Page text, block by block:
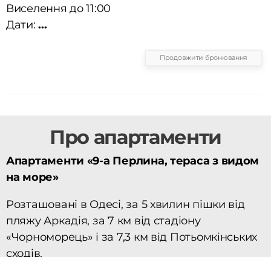
Виселення до 11:00
Дати:...
Продовжити бронювання
Про апартаменти
Апартаменти «9-а Перлина, тераса з видом
на море»
Розташовані в Одесі, за 5 хвилин пішки від
пляжу Аркадія, за 7 км від стадіону
«Чорноморець» і за 7,3 км від Потьомкінських
сходів.